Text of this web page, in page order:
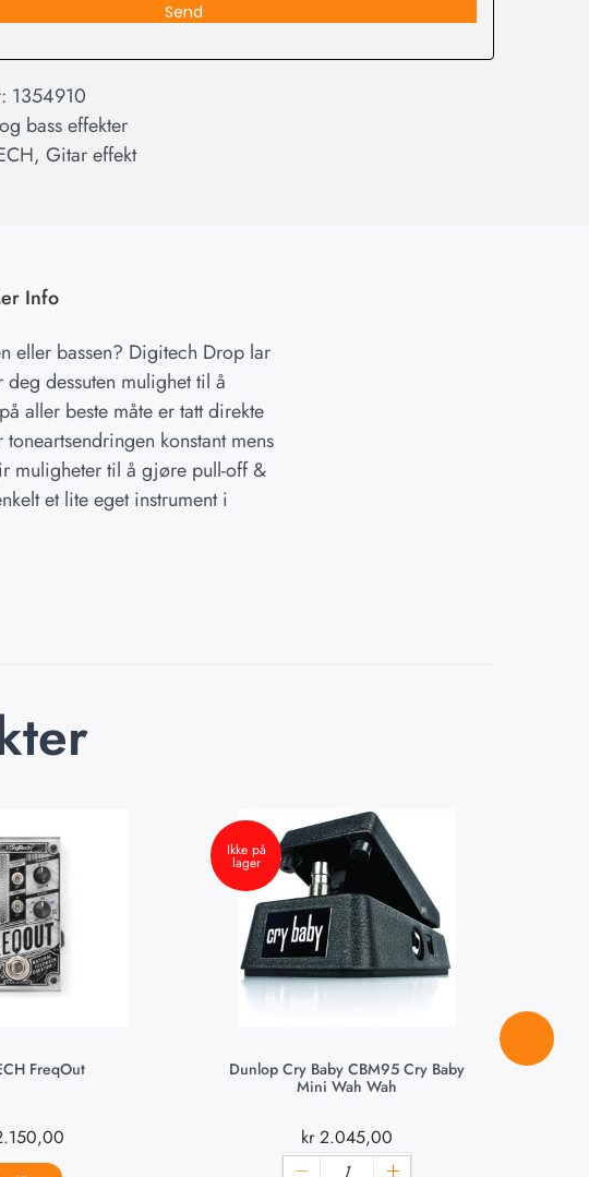
Send
1354910
bass effekter
, Gitar effekt
Info
eller bassen? Digitech Drop lar
dessuten mulighet til å
aller beste måte er tatt direkte
konstant mens
muligheter til å gjøre pull-off &
et lite eget instrument i
FreqOut
Ikke på
lager
Dunlop Cry Baby CBM95 Cry Baby
Mini Wah Wah
kr2.045,00